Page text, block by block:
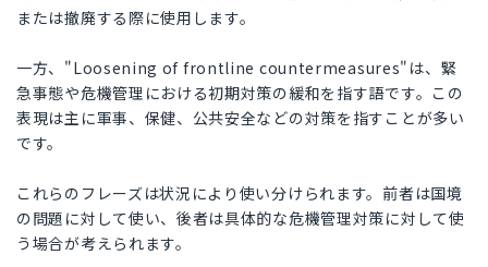
または撤廃する際に使用します。
一方、"Loosening of frontline countermeasures"は、緊
急事態や危機管理における初期対策の緩和を指す語です。この
表現は主に軍事、保健、公共安全などの対策を指すことが多い
です。
これらのフレーズは状況により使い分けられます。前者は国境
の問題に対して使い、後者は具体的な危機管理対策に対して使
う場合が考えられます。